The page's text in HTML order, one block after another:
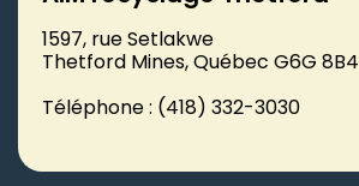
1597, rue Setlakwe
Thetford Mines, Québec G6G 8B4
Téléphone : (418) 332-3030